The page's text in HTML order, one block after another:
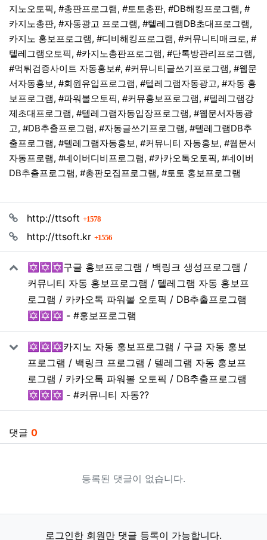
지노오토픽, #총판프로그램, #토토총판, #DB해킹프로그램, #
카지노총판, #자동광고 프로그램, #텔레그램DB초대프로그램,
카지노 홍보프로그램, #디비해킹프로그램, #커뮤니티매크로, #
텔레그램오토픽, #카지노총판프로그램, #단톡방관리프로그램,
#먹튀검증사이트 자동홍보#, #커뮤니티글쓰기프로그램, #웹문
서자동홍보, #회원유입프로그램, #텔레그램자동광고, #자동 홍
보프로그램, #파워볼오토픽, #커뮤홍보프로그램, #텔레그램강
제초대프로그램, #텔레그램자동입장프로그램, #웹문서자동광
고, #DB추출프로그램, #자동글쓰기프로그램, #텔레그램DB추
출프로그램, #텔레그램자동홍보, #커뮤니티 자동홍보, #웹문서
자동프로램, #네이버디비프로그램, #카카오톡오토픽, #네이버
DB추출프로그램, #총판모집프로그램, #토토 홍보프로그램
http://ttsoft 1578회 연결
http://ttsoft.kr
1556회 연결
✡️✡️✡️구글 홍보프로그램 / 백링크 생성프로그램 /
커뮤니티 자동 홍보프로그램 / 텔레그램 자동 홍보프
로그램 / 카카오톡 파워볼 오토픽 / DB추출프로그램
✡️✡️✡️ - #홍보프로그램
✡️✡️✡️카지노 자동 홍보프로그램 / 구글 자동 홍보
프로그램 / 백링크 프로그램 / 텔레그램 자동 홍보프
로그램 / 카카오톡 파워볼 오토픽 / DB추출프로그램
✡️✡️✡️ - #커뮤니티 자동??
댓글 0
등록된 댓글이 없습니다.
로그인한 회원만 댓글 등록이 가능합니다.